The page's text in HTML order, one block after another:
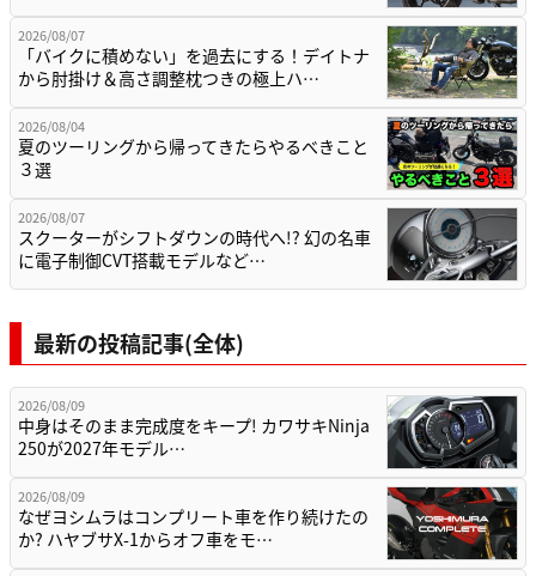
2026/08/07
「バイクに積めない」を過去にする！デイトナ
から肘掛け＆高さ調整枕つきの極上ハ…
2026/08/04
夏のツーリングから帰ってきたらやるべきこと
３選
2026/08/07
スクーターがシフトダウンの時代へ!? 幻の名車
に電子制御CVT搭載モデルなど…
最新の投稿記事(全体)
2026/08/09
中身はそのまま完成度をキープ! カワサキNinja
250が2027年モデル…
2026/08/09
なぜヨシムラはコンプリート車を作り続けたの
か? ハヤブサX-1からオフ車をモ…